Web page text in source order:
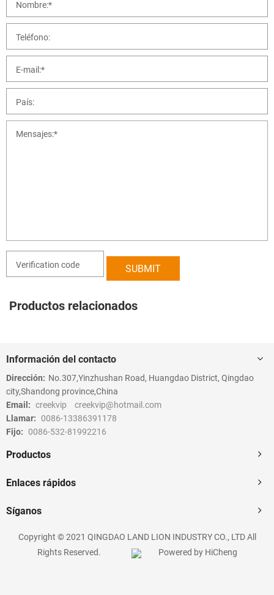
Productos relacionados
Información del contacto
Dirección: No.307,Yinzhushan Road, Huangdao District, Qingdao
city,Shandong province,China
Email: creekvip
creekvip@hotmail.com
Llamar: 0086-13386391178
Fijo: 0086-532-81992216
Productos
Enlaces rápidos
Síganos
Copyright © 2021 QINGDAO LAND LION INDUSTRY CO., LTD All
Rights Reserved.
Powered by HiCheng